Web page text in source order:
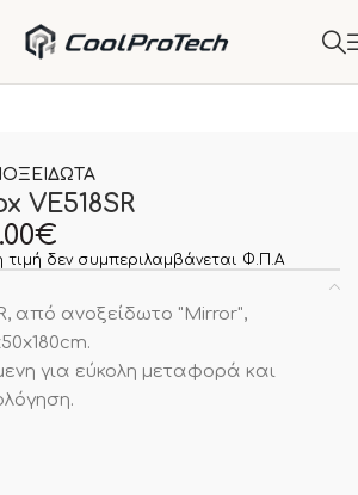
VE518SR
€
δεν συμπεριλαμβάνεται Φ.Π.Α
από ανοξείδωτο "Mirror",
για εύκολη μεταφορά και